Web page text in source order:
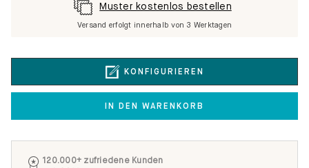
KONFIGURIEREN
IN DEN WARENKORB
Muster kostenlos bestellen
Versand erfolgt innerhalb von 3 Werktagen
120.000+ zufriedene Kunden